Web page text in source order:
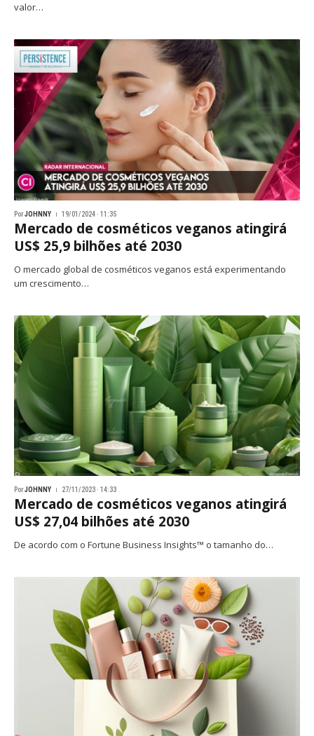
valor…
PorJOHNNY 19/01/2024 · 11:35
Mercado de cosméticos veganos atingirá
US$ 25,9 bilhões até 2030
O mercado global de cosméticos veganos está experimentando
um crescimento…
PorJOHNNY 27/11/2023 · 14:33
Mercado de cosméticos veganos atingirá
US$ 27,04 bilhões até 2030
De acordo com o Fortune Business Insights™ o tamanho do…